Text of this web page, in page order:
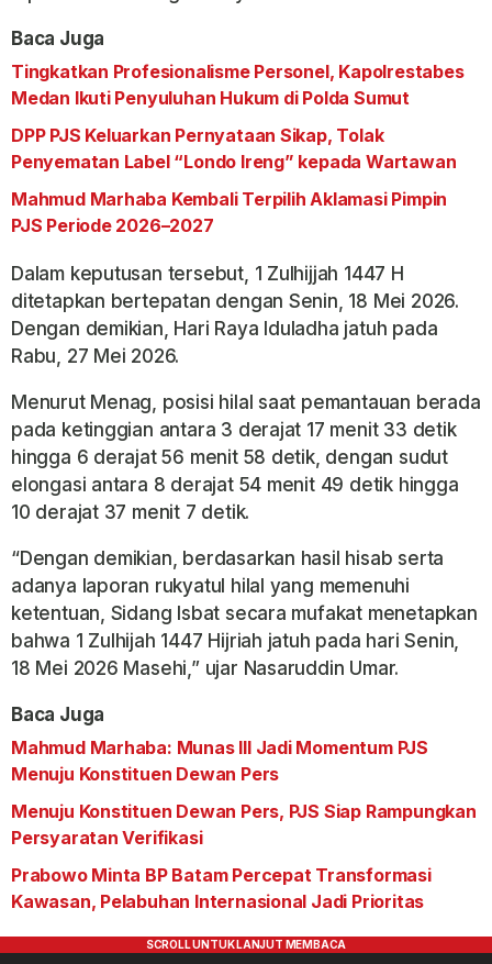
Baca Juga
Tingkatkan Profesionalisme Personel, Kapolrestabes
Medan Ikuti Penyuluhan Hukum di Polda Sumut
DPP PJS Keluarkan Pernyataan Sikap, Tolak
Penyematan Label “Londo Ireng” kepada Wartawan
Mahmud Marhaba Kembali Terpilih Aklamasi Pimpin
PJS Periode 2026–2027
Dalam keputusan tersebut, 1 Zulhijjah 1447 H
ditetapkan bertepatan dengan Senin, 18 Mei 2026.
Dengan demikian, Hari Raya Iduladha jatuh pada
Rabu, 27 Mei 2026.
Menurut Menag, posisi hilal saat pemantauan berada
pada ketinggian antara 3 derajat 17 menit 33 detik
hingga 6 derajat 56 menit 58 detik, dengan sudut
elongasi antara 8 derajat 54 menit 49 detik hingga
10 derajat 37 menit 7 detik.
“Dengan demikian, berdasarkan hasil hisab serta
adanya laporan rukyatul hilal yang memenuhi
ketentuan, Sidang Isbat secara mufakat menetapkan
bahwa 1 Zulhijah 1447 Hijriah jatuh pada hari Senin,
18 Mei 2026 Masehi,” ujar Nasaruddin Umar.
Baca Juga
Mahmud Marhaba: Munas III Jadi Momentum PJS
Menuju Konstituen Dewan Pers
Menuju Konstituen Dewan Pers, PJS Siap Rampungkan
Persyaratan Verifikasi
Prabowo Minta BP Batam Percepat Transformasi
Kawasan, Pelabuhan Internasional Jadi Prioritas